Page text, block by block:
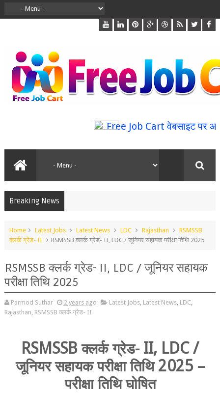
Free Job Cart वेबसाइट पर आपका
Breaking News
Home Latest Jobs Latest News LDC Rajasthan
RSMSSB
क्लर्क ग्रेड- II
RSMSSB क्लर्क ग्रेड- II, LDC / जूनियर सहायक परीक्षा तिथि 2025
RSMSSB क्लर्क ग्रेड- II, LDC / जूनियर सहायक
परीक्षा तिथि 2025
Parmod Suthar 2 years ago Latest Jobs, Latest News, LDC,
Rajasthan RSMSSB क्लर्क ग्रेड- II
RSMSSBक्लर्क ग्रेड- II, LDC /
जूनियर सहायक परीक्षा तिथि 2025 –
परीक्षा तिथि घोषित